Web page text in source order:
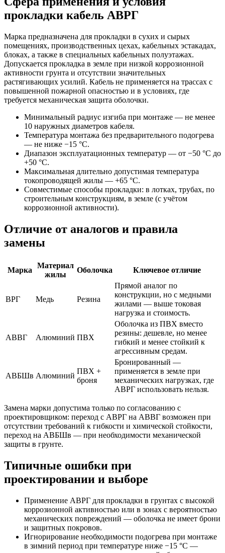
прокладки кабель АВРГ
Марка предназначена для прокладки в сухих и сырых
помещениях, производственных цехах, кабельных эстакадах,
блоках, а также в специальных кабельных полуэтажах.
Допускается прокладка в земле при низкой коррозионной
активности грунта и отсутствии значительных
растягивающих усилий. Кабель не применяется на трассах с
повышенной пожарной опасностью и в условиях, где
требуется механическая защита оболочки.
Минимальный радиус изгиба при монтаже — не менее
10 наружных диаметров кабеля.
Температура монтажа без предварительного подогрева
— не ниже −15 °С.
Диапазон эксплуатационных температур — от −50 °С до
+50 °С.
Максимальная длительно допустимая температура
токопроводящей жилы — +65 °С.
Совместимые способы прокладки: в лотках, трубах, по
строительным конструкциям, в земле (с учётом
коррозионной активности).
Отличие от аналогов и правила
замены
Марка
Материал
жилы
Оболочка Ключевое отличие
ВРГ Медь Резина
Прямой аналог по
конструкции, но с медными
жилами — выше токовая
нагрузка и стоимость.
АВВГ Алюминий ПВХ
Оболочка из ПВХ вместо
резины: дешевле, но менее
гибкий и менее стойкий к
агрессивным средам.
АВБШв Алюминий
ПВХ +
броня
Бронированный —
применяется в земле при
механических нагрузках, где
АВРГ использовать нельзя.
Замена марки допустима только по согласованию с
проектировщиком: переход с АВРГ на АВВГ возможен при
отсутствии требований к гибкости и химической стойкости,
переход на АВБШв — при необходимости механической
защиты в грунте.
Типичные ошибки при
проектировании и выборе
Применение АВРГ для прокладки в грунтах с высокой
коррозионной активностью или в зонах с вероятностью
механических повреждений — оболочка не имеет брони
и защитных покровов.
Игнорирование необходимости подогрева при монтаже
в зимний период при температуре ниже −15 °С —